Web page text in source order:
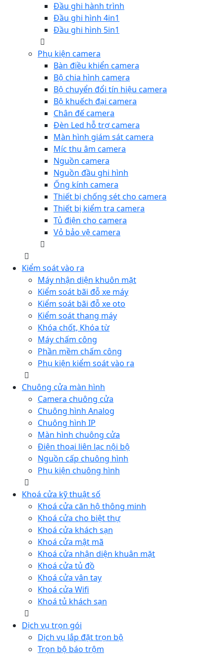
Đầu ghi hành trình
Đầu ghi hình 4in1
Đầu ghi hình 5in1
Phụ kiện camera
Bàn điều khiển camera
Bộ chia hình camera
Bộ chuyển đổi tín hiệu camera
Bộ khuếch đại camera
Chân đế camera
Đèn Led hỗ trợ camera
Màn hình giám sát camera
Míc thu âm camera
Nguồn camera
Nguồn đầu ghi hình
Ống kính camera
Thiết bị chống sét cho camera
Thiết bị kiểm tra camera
Tủ điện cho camera
Vỏ bảo vệ camera
Kiểm soát vào ra
Máy nhận diện khuôn mặt
Kiểm soát bãi đỗ xe máy
Kiểm soát bãi đỗ xe oto
Kiểm soát thang máy
Khóa chốt, Khóa từ
Máy chấm công
Phần mềm chấm công
Phụ kiện kiểm soát vào ra
Chuông cửa màn hình
Camera chuông cửa
Chuông hình Analog
Chuông hình IP
Màn hình chuông cửa
Điện thoại liên lạc nội bộ
Nguồn cấp chuông hình
Phụ kiện chuông hình
Khoá cửa kỹ thuật số
Khoá cửa căn hộ thông minh
Khoá cửa cho biệt thự
Khoá cửa khách sạn
Khoá cửa mật mã
Khoá cửa nhận diện khuân mặt
Khoá cửa tủ đồ
Khoá cửa vân tay
Khoá cửa Wifi
Khoá tủ khách sạn
Dịch vụ trọn gói
Dịch vụ lắp đặt trọn bộ
Trọn bộ báo trộm